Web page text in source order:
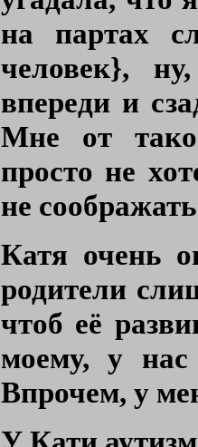
на партах
человек},
впереди и
Мне от
просто не
не
Катя очень
родители
чтоб её
моему, у
Впрочем, у